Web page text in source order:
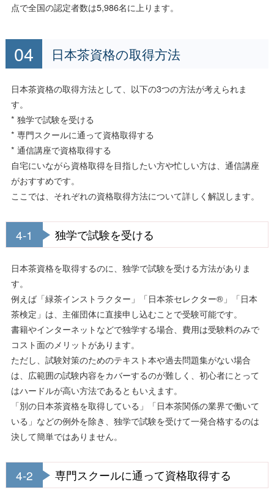
点で全国の認定者数は5,986名に上ります。
日本茶資格の取得方法
日本茶資格の取得方法として、以下の3つの方法が考えられま
す。
* 独学で試験を受ける
* 専門スクールに通って資格取得する
* 通信講座で資格取得する
自宅にいながら資格取得を目指したい方や忙しい方は、通信講座
がおすすめです。
ここでは、それぞれの資格取得方法について詳しく解説します。
4-1 独学で試験を受ける
日本茶資格を取得するのに、独学で試験を受ける方法がありま
す。
例えば「緑茶インストラクター」「日本茶セレクター®」「日本
茶検定」は、主催団体に直接申し込むことで受験可能です。
書籍やインターネットなどで独学する場合、費用は受験料のみで
コスト面のメリットがあります。
ただし、試験対策のためのテキスト本や過去問題集がない場合
は、広範囲の試験内容をカバーするのが難しく、初心者にとって
はハードルが高い方法であるともいえます。
「別の日本茶資格を取得している」「日本茶関係の業界で働いて
いる」などの例外を除き、独学で試験を受けて一発合格するのは
決して簡単ではありません。
4-2 専門スクールに通って資格取得する